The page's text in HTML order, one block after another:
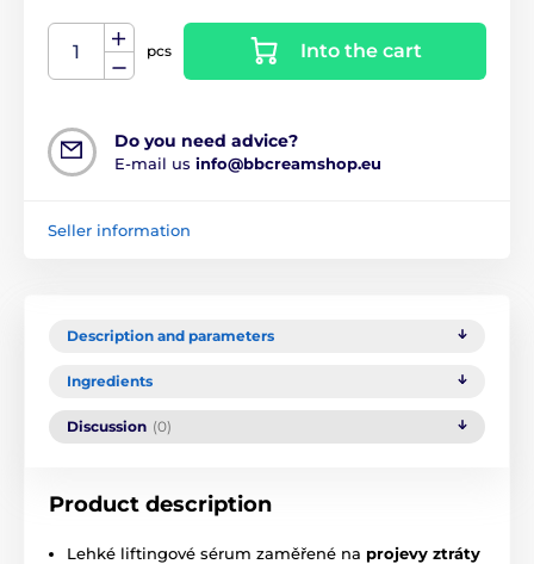
pcs Into the cart
Do you need advice?
E-mail us info@bbcreamshop.eu
Seller information
Description and parameters
Ingredients
Discussion (0)
Product description
Lehké liftingové sérum zaměřené na projevy ztráty